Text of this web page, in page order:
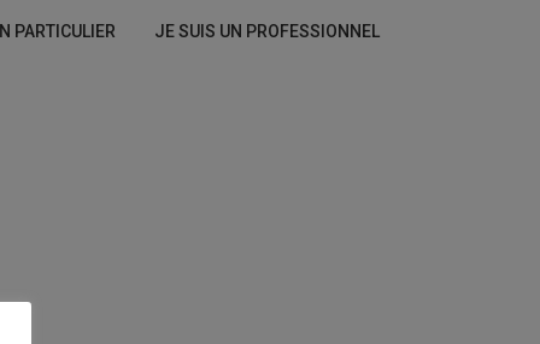
PARTICULIER JE SUIS UN PROFESSIONNEL